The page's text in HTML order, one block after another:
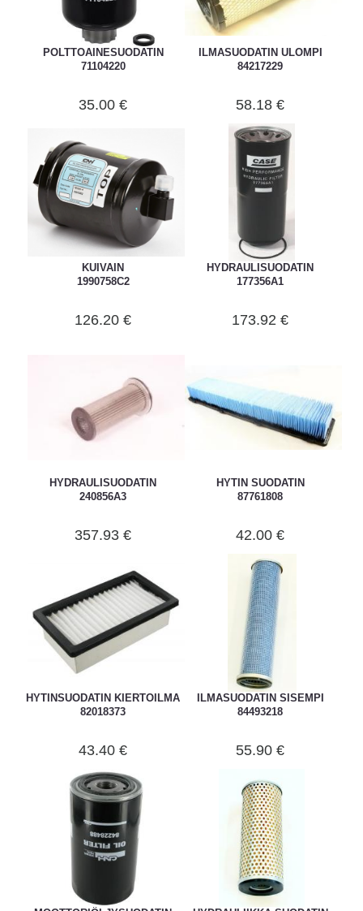
POLTTOAINESUODATIN
71104220
35.00 €
ILMASUODATIN ULOMPI
84217229
58.18 €
KUIVAIN
1990758C2
126.20 €
HYDRAULISUODATIN
177356A1
173.92 €
HYDRAULISUODATIN
240856A3
357.93 €
HYTIN SUODATIN
87761808
42.00 €
HYTINSUODATIN KIERTOILMA
82018373
43.40 €
ILMASUODATIN SISEMPI
84493218
55.90 €